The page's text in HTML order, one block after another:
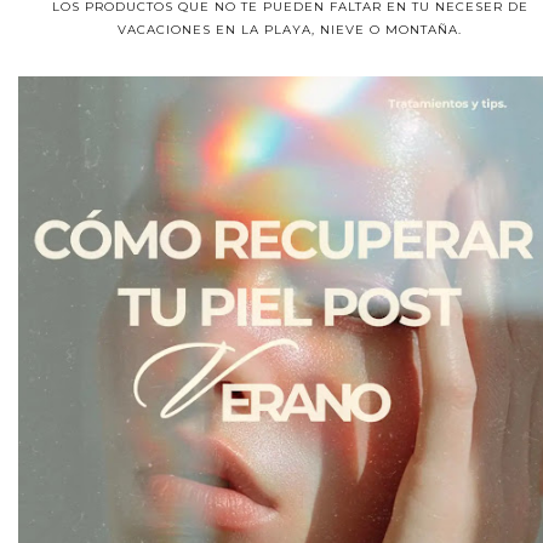
LOS PRODUCTOS QUE NO TE PUEDEN FALTAR EN TU NECESER DE
VACACIONES EN LA PLAYA, NIEVE O MONTAÑA.